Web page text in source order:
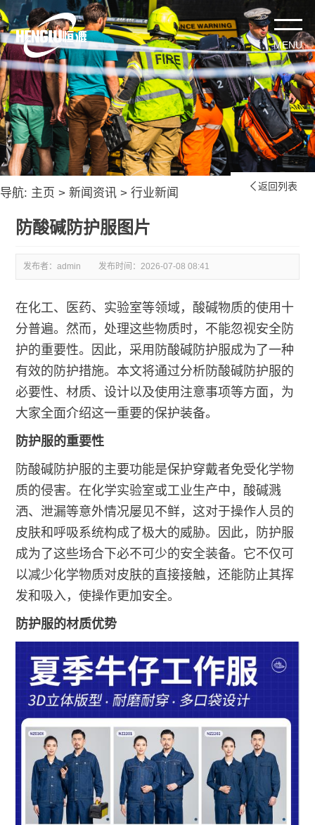
导航: 主页 > 新闻资讯 > 行业新闻  返回列表
防酸碱防护服图片
发布者：admin 发布时间：2026-07-08 08:41
在化工、医药、实验室等领域，酸碱物质的使用十
分普遍。然而，处理这些物质时，不能忽视安全防
护的重要性。因此，采用防酸碱防护服成为了一种
有效的防护措施。本文将通过分析防酸碱防护服的
必要性、材质、设计以及使用注意事项等方面，为
大家全面介绍这一重要的保护装备。
防护服的重要性
防酸碱防护服的主要功能是保护穿戴者免受化学物
质的侵害。在化学实验室或工业生产中，酸碱溅
洒、泄漏等意外情况屡见不鲜，这对于操作人员的
皮肤和呼吸系统构成了极大的威胁。因此，防护服
成为了这些场合下必不可少的安全装备。它不仅可
以减少化学物质对皮肤的直接接触，还能防止其挥
发和吸入，使操作更加安全。
防护服的材质优势